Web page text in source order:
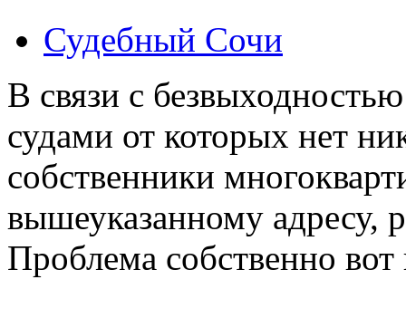
Судебный Сочи
В связи с
судами от которых нет
собственники
вышеуказанному адресу,
Проблема собственно